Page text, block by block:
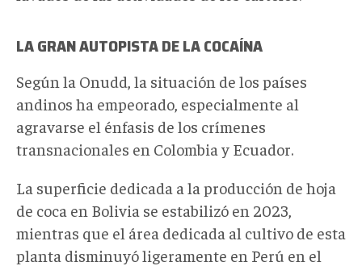
LA GRAN AUTOPISTA DE LA COCAÍNA
Según la Onudd, la situación de los países
andinos ha empeorado, especialmente al
agravarse el énfasis de los crímenes
transnacionales en Colombia y Ecuador.
La superficie dedicada a la producción de hoja
de coca en Bolivia se estabilizó en 2023,
mientras que el área dedicada al cultivo de esta
planta disminuyó ligeramente en Perú en el